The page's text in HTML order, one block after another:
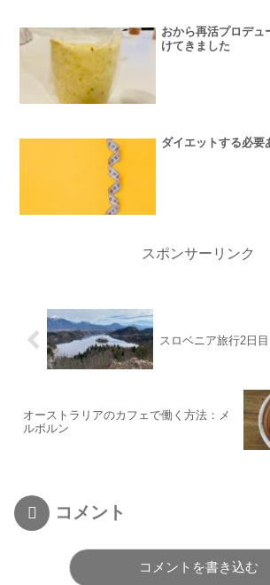
おから再活プロデュ
けてきました
ダイエットする必要
スポンサーリンク
スロベニア旅行2日
オーストラリアのカフェで働く方法：メ
ルボルン
コメント
コメントを書き込む